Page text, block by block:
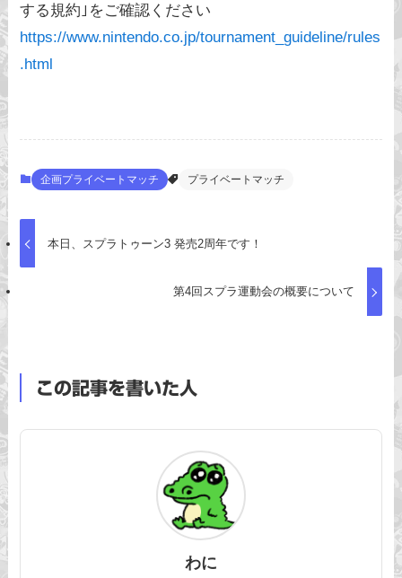
する規約｣をご確認ください
https://www.nintendo.co.jp/tournament_guideline/rules
.html
企画プライベートマッチ プライベートマッチ
本日、スプラトゥーン3 発売2周年です！
第4回スプラ運動会の概要について
この記事を書いた人
わに